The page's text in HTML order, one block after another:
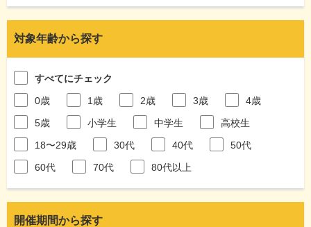
対象年齢から探す
すべてにチェック
0歳
1歳 2歳 3歳
4歳
5歳
小学生 中学生
高校生
18〜29歳
30代 40代
50代
60代
70代 80代以上
開催期間から探す